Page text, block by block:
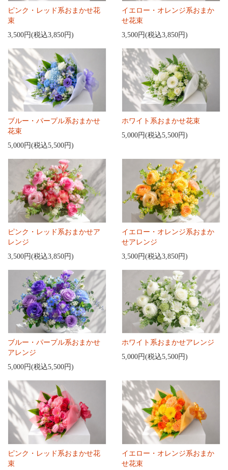
ピンク・レッド系おまかせ花
束
3,500円(税込3,850円)
イエロー・オレンジ系おまか
せ花束
3,500円(税込3,850円)
ブルー・パープル系おまかせ
花束
5,000円(税込5,500円)
ホワイト系おまかせ花束
5,000円(税込5,500円)
ピンク・レッド系おまかせア
レンジ
3,500円(税込3,850円)
イエロー・オレンジ系おまか
せアレンジ
3,500円(税込3,850円)
ブルー・パープル系おまかせ
アレンジ
5,000円(税込5,500円)
ホワイト系おまかせアレンジ
5,000円(税込5,500円)
ピンク・レッド系おまかせ花
束
イエロー・オレンジ系おまか
せ花束